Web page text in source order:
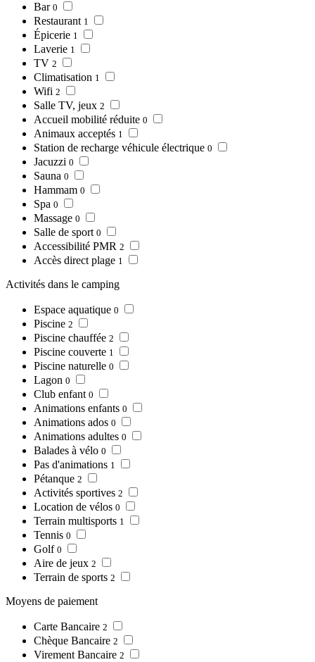
Bar 0
Restaurant 1
Épicerie 1
Laverie 1
TV 2
Climatisation 1
Wifi 2
Salle TV, jeux 2
Accueil mobilité réduite 0
Animaux acceptés 1
Station de recharge véhicule électrique 0
Jacuzzi 0
Sauna 0
Hammam 0
Spa 0
Massage 0
Salle de sport 0
Accessibilité PMR 2
Accès direct plage 1
Activités dans le camping
Espace aquatique 0
Piscine 2
Piscine chauffée 2
Piscine couverte 1
Piscine naturelle 0
Lagon 0
Club enfant 0
Animations enfants 0
Animations ados 0
Animations adultes 0
Balades à vélo 0
Pas d'animations 1
Pétanque 2
Activités sportives 2
Location de vélos 0
Terrain multisports 1
Tennis 0
Golf 0
Aire de jeux 2
Terrain de sports 2
Moyens de paiement
Carte Bancaire 2
Chèque Bancaire 2
Virement Bancaire 2